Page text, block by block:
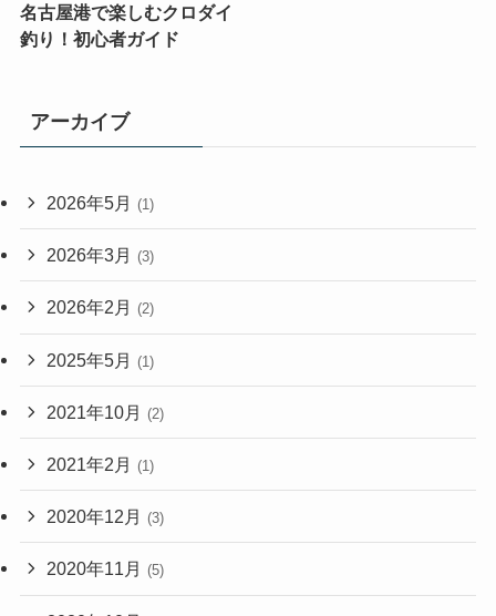
名古屋港で楽しむクロダイ
釣り！初心者ガイド
アーカイブ
2026年5月 (1)
2026年3月 (3)
2026年2月 (2)
2025年5月 (1)
2021年10月 (2)
2021年2月 (1)
2020年12月 (3)
2020年11月 (5)